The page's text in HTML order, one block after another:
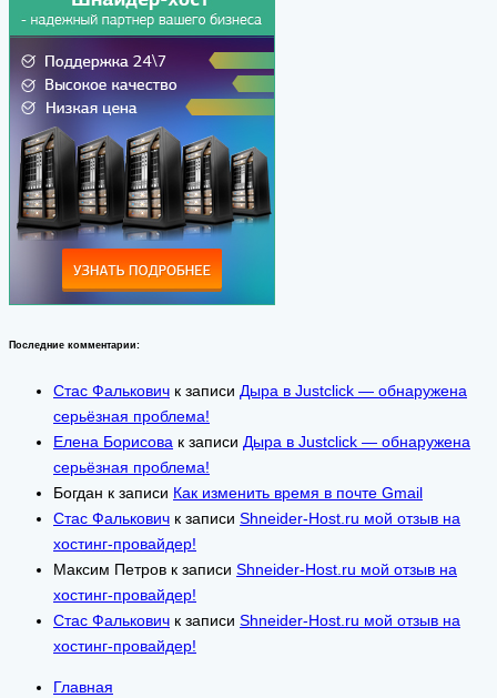
Последние комментарии:
Стас Фалькович к записи Дыра в Justclick — обнаружена
серьёзная проблема!
Елена Борисова к записи Дыра в Justclick — обнаружена
серьёзная проблема!
Богдан к записи Как изменить время в почте Gmail
Стас Фалькович к записи Shneider-Host.ru мой отзыв на
хостинг-провайдер!
Максим Петров к записи Shneider-Host.ru мой отзыв на
хостинг-провайдер!
Стас Фалькович к записи Shneider-Host.ru мой отзыв на
хостинг-провайдер!
Главная